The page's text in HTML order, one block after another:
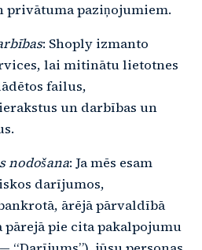
privātuma paziņojumiem.
: Shoply izmanto
lai mitinātu lietotnes
failus,
un darbības un
nodošana: Ja mēs esam
darījumos,
ārējā pārvaldībā
pie cita pakalpojumu